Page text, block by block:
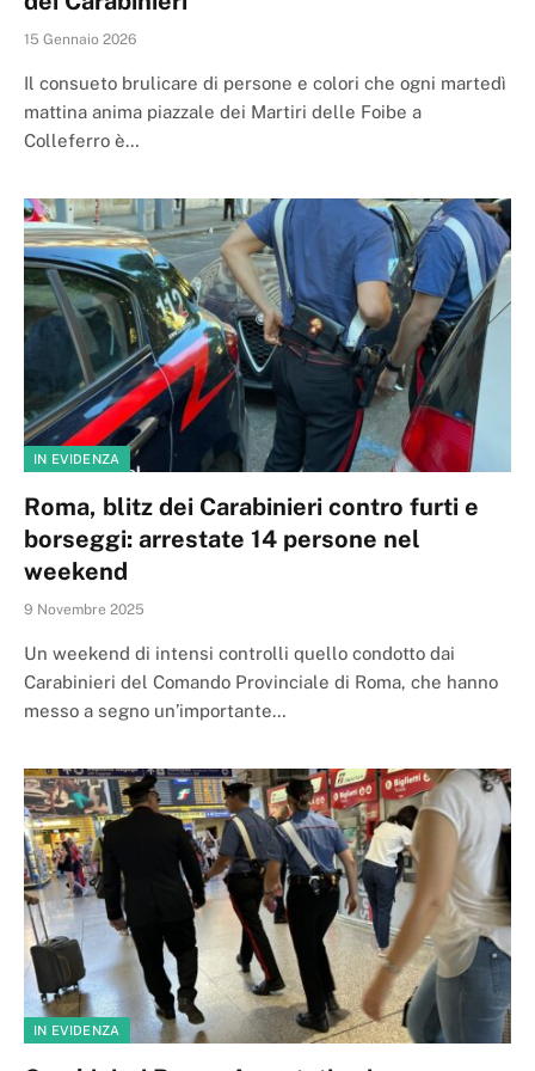
15 Gennaio 2026
Il consueto brulicare di persone e colori che ogni martedì
mattina anima piazzale dei Martiri delle Foibe a
Colleferro è…
IN EVIDENZA
Roma, blitz dei Carabinieri contro furti e
borseggi: arrestate 14 persone nel
weekend
9 Novembre 2025
Un weekend di intensi controlli quello condotto dai
Carabinieri del Comando Provinciale di Roma, che hanno
messo a segno un’importante…
IN EVIDENZA